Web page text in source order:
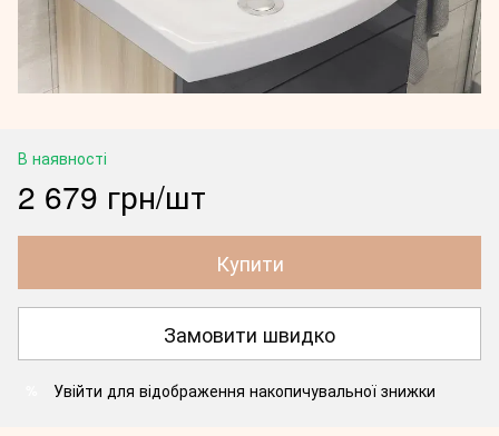
В наявності
2 679 грн/шт
Купити
Замовити швидко
Увійти для відображення накопичувальної знижки